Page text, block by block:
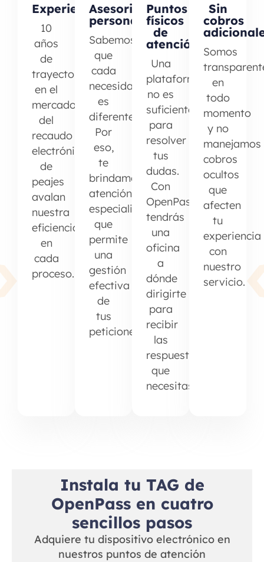
Experiencia
10
años
de
trayectoria
en el
mercado
del
recaudo
electrónico
de
peajes
avalan
nuestra
eficiencia
en
cada
proceso.
Asesoria
personalizada
Sabemos
que
cada
necesidad
es
diferente.
Por
eso,
te
brindamos
atención
especializada
que
permite
una
gestión
efectiva
de
tus
peticiones.
Puntos
físicos
de
atención
Una
plataforma
no es
suficiente
para
resolver
tus
dudas.
Con
OpenPass
tendrás
una
oficina
a
dónde
dirigirte
para
recibir
las
respuestas
que
necesitas.
Sin
cobros
Somos
en
todo
momento
y no
manejamos
cobros
ocultos
que
afecten
tu
experiencia
con
nuestro
servicio.
Instala tu TAG de
OpenPass en cuatro
sencillos pasos
Adquiere tu dispositivo electrónico en
nuestros puntos de atención